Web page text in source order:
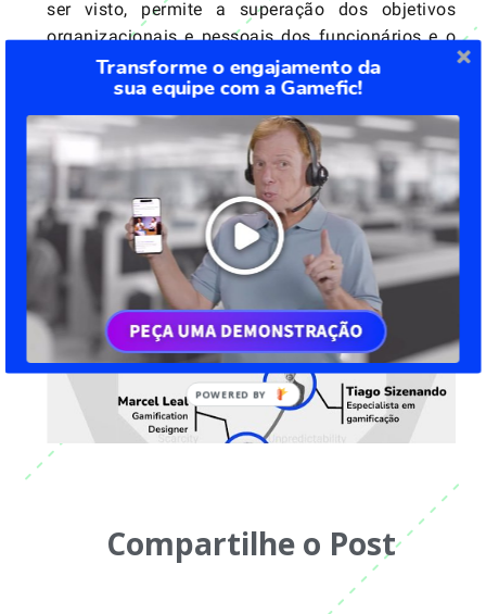
ser visto, permite a superação dos objetivos
organizacionais e pessoais dos funcionários e o
aumento do nível de comprometimento dos
colaboradores.
Conheça a Gamefic – Plaataforma de
Gamificação
Compartilhe o Post
Transforme o engajamento da
sua equipe com a Gamefic!